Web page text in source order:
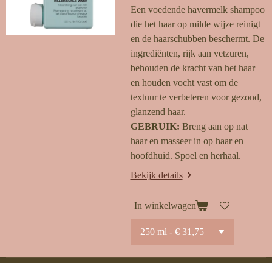
Een voedende havermelk shampoo
die het haar op milde wijze reinigt
en de haarschubben beschermt. De
ingrediënten, rijk aan vetzuren,
behouden de kracht van het haar
en houden vocht vast om de
textuur te verbeteren voor gezond,
glanzend haar.
GEBRUIK: Breng aan op nat
haar en masseer in op haar en
hoofdhuid. Spoel en herhaal.
Bekijk details
In winkelwagen